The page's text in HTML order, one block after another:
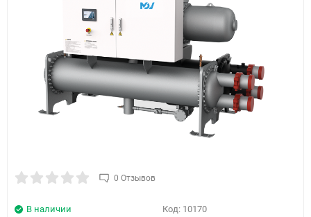
0 Отзывов
Код: 10170
В наличии